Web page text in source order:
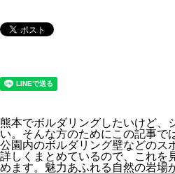
熊本でボルダリングしたいけど、
い。そんな方のためにこの記事で
公園内のボルダリング壁などのス
詳しくまとめているので、これを
めます。魅力あふれる自然の岩場